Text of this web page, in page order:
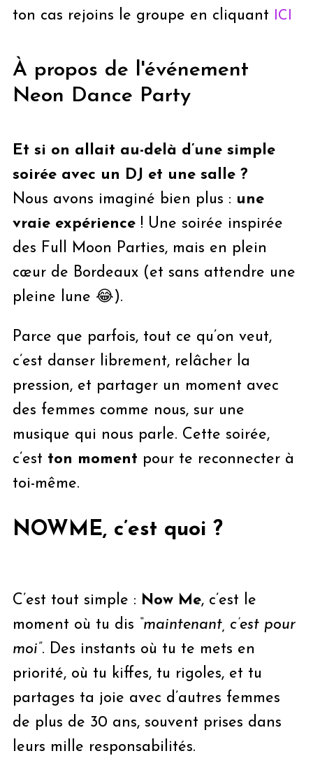
ton cas rejoins le groupe en cliquant ICI
À propos de l'événement
Neon Dance Party
Et si on allait au-delà d’une simple
soirée avec un DJ et une salle ?
Nous avons imaginé bien plus : une
vraie expérience ! Une soirée inspirée
des Full Moon Parties, mais en plein
cœur de Bordeaux (et sans attendre une
pleine lune 😂).
Parce que parfois, tout ce qu’on veut,
c’est danser librement, relâcher la
pression, et partager un moment avec
des femmes comme nous, sur une
musique qui nous parle. Cette soirée,
c’est ton moment pour te reconnecter à
toi-même.
NOWME, c’est quoi ?
C’est tout simple : Now Me, c’est le
moment où tu dis “maintenant, c’est pour
moi”. Des instants où tu te mets en
priorité, où tu kiffes, tu rigoles, et tu
partages ta joie avec d’autres femmes
de plus de 30 ans, souvent prises dans
leurs mille responsabilités.